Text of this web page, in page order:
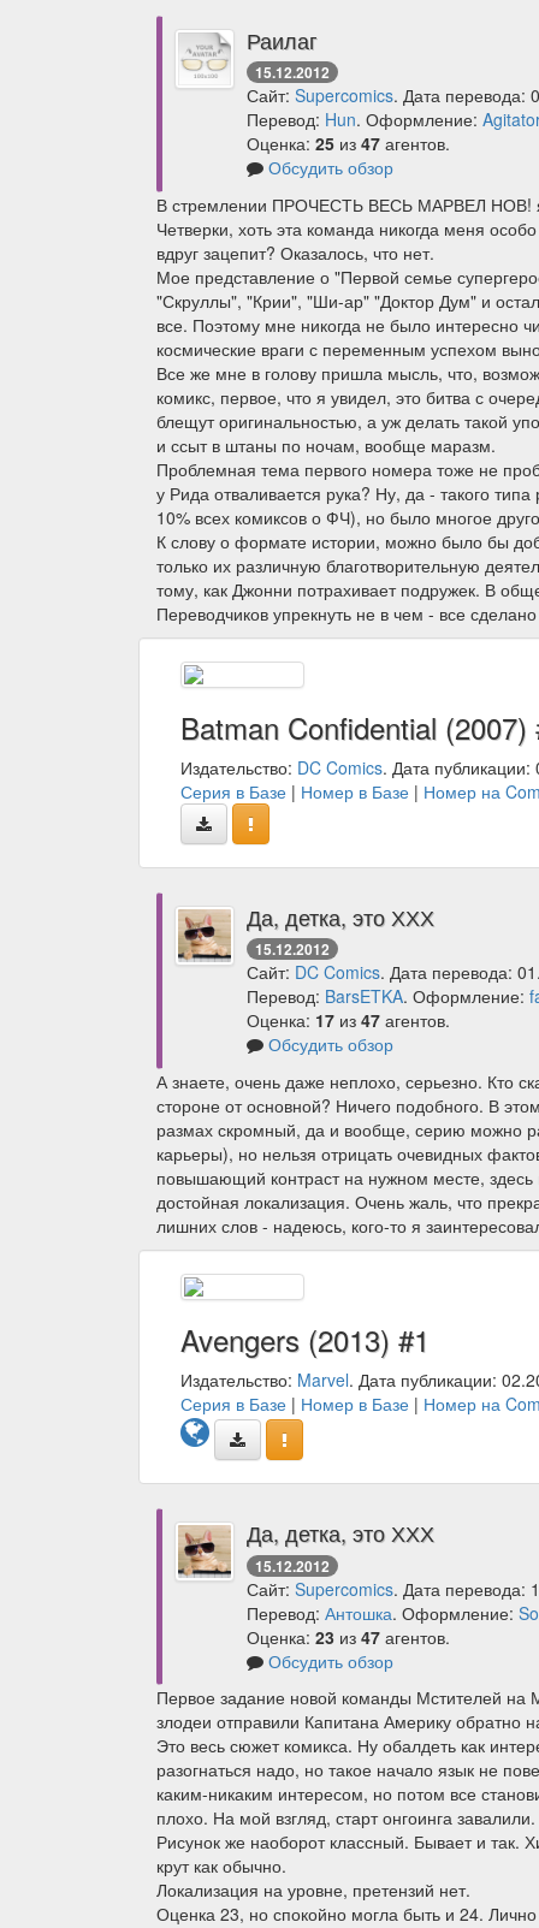
Раилаг
15.12.2012
Сайт: Supercomics. Дата перевода:
Перевод: Hun. Оформление: Agitator
Оценка: 25 из 47 агентов.
Обсудить обзор
В стремлении ПРОЧЕСТЬ ВЕСЬ МАРВЕЛ НОВ! я
Четверки, хоть эта команда никогда меня
вдруг зацепит? Оказалось, что нет.
Мое представление о "Первой семье
"Скруллы", "Крии", "Ши-ар" "Доктор Дум" и
все. Поэтому мне никогда не было интересно
космические враги с переменным успехом
Все же мне в голову пришла мысль, что,
комикс, первое, что я увидел, это битва с
блещут оригинальностью, а уж делать такой
и ссыт в штаны по ночам, вообще маразм.
Проблемная тема первого номера тоже не
у Рида отваливается рука? Ну, да - такого
10% всех комиксов о ФЧ), но было многое
К слову о формате истории, можно было бы
только их различную благотворительную
тому, как Джонни потрахивает подружек. В
Переводчиков упрекнуть не в чем - все
Batman Confidential (2007)
Издательство: DC Comics. Дата публикации:
Серия в Базе | Номер в Базе | Номер на
Да, детка, это ХХХ
15.12.2012
Сайт: DC Comics. Дата перевода:
Перевод: BarsETKA. Оформление:
Оценка: 17 из 47 агентов.
Обсудить обзор
А знаете, очень даже неплохо, серьезно. Кто
стороне от основной? Ничего подобного. В
размах скромный, да и вообще, серию можно
карьеры), но нельзя отрицать очевидных
повышающий контраст на нужном месте, здесь
достойная локализация. Очень жаль, что
лишних слов - надеюсь, кого-то я
Avengers (2013) #1
Издательство: Marvel. Дата публикации:
Серия в Базе | Номер в Базе | Номер на
Да, детка, это ХХХ
15.12.2012
Сайт: Supercomics. Дата перевода:
Перевод: Антошка. Оформление:
Оценка: 23 из 47 агентов.
Обсудить обзор
Первое задание новой команды Мстителей на
злодеи отправили Капитана Америку
Это весь сюжет комикса. Ну обалдеть как
разогнаться надо, но такое начало язык не
каким-никаким интересом, но потом все
плохо. На мой взгляд, старт онгоинга завалили.
Рисунок же наоборот классный. Бывает и так.
крут как обычно.
Локализация на уровне, претензий нет.
Оценка 23, но спокойно могла быть и 24.